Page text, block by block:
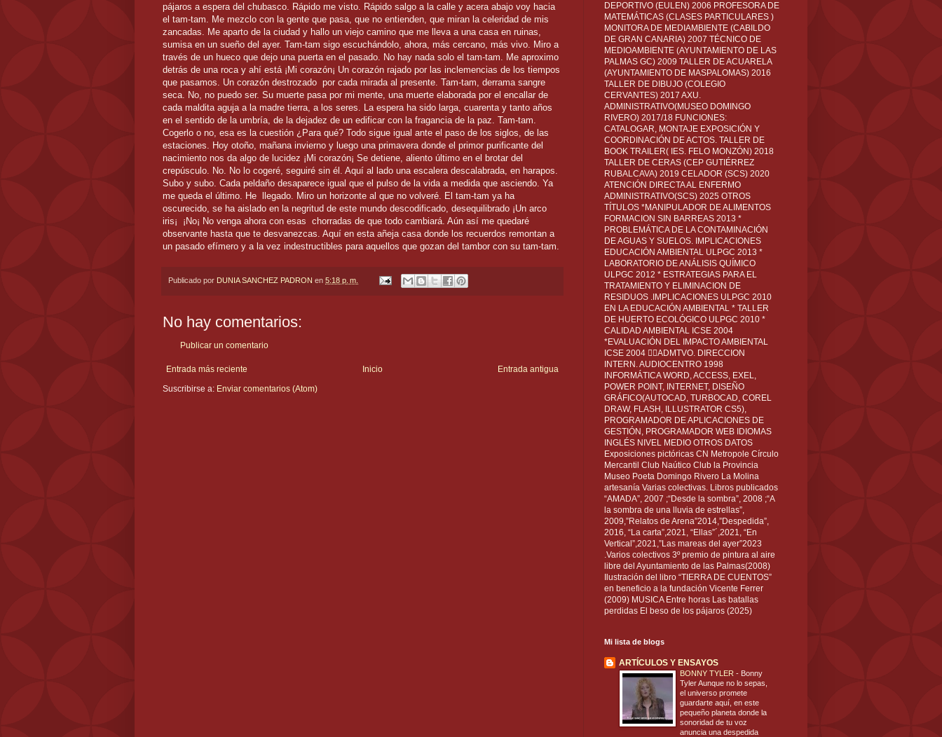
pájaros a espera del chubasco. Rápido me visto. Rápido salgo a la calle y acera abajo voy hacia
el tam-tam. Me mezclo con la gente que pasa, que no entienden, que miran la celeridad de mis
zancadas. Me aparto de la ciudad y hallo un viejo camino que me lleva a una casa en ruinas,
sumisa en un sueño del ayer. Tam-tam sigo escuchándolo, ahora, más cercano, más vivo. Miro a
través de un hueco que dejo una puerta en el pasado. No hay nada solo el tam-tam. Me aproximo
detrás de una roca y ahí está ¡Mi corazón¡ Un corazón rajado por las inclemencias de los tiempos
que pasamos. Un corazón destrozado por cada mirada al presente. Tam-tam, derrama sangre
seca. No, no puedo ser. Su muerte pasa por mi mente, una muerte elaborada por el encallar de
cada maldita aguja a la madre tierra, a los seres. La espera ha sido larga, cuarenta y tanto años
en el sentido de la umbría, de la dejadez de un edificar con la fragancia de la paz. Tam-tam.
Cogerlo o no, esa es la cuestión ¿Para qué? Todo sigue igual ante el paso de los siglos, de las
estaciones. Hoy otoño, mañana invierno y luego una primavera donde el primor purificante del
nacimiento nos da algo de lucidez ¡Mi corazón¡ Se detiene, aliento último en el brotar del
crepúsculo. No. No lo cogeré, seguiré sin él. Aquí al lado una escalera descalabrada, en harapos.
Subo y subo. Cada peldaño desaparece igual que el pulso de la vida a medida que asciendo. Ya
me queda el último. He llegado. Miro un horizonte al que no volveré. El tam-tam ya ha
oscurecido, se ha aislado en la negritud de este mundo descodificado, desequilibrado ¡Un arco
iris¡ ¡No¡ No venga ahora con esas chorradas de que todo cambiará. Aún así me quedaré
observante hasta que te desvanezcas. Aquí en esta añeja casa donde los recuerdos remontan a
un pasado efímero y a la vez indestructibles para aquellos que gozan del tambor con su tam-tam.
Publicado por DUNIA SANCHEZ PADRON en 5:18 p. m.
No hay comentarios:
Publicar un comentario
Entrada más reciente Entrada antigua
Inicio
Suscribirse a: Enviar comentarios (Atom)
DEPORTIVO (EULEN) 2006 PROFESORA DE
MATEMÁTICAS (CLASES PARTICULARES )
MONITORA DE MEDIAMBIENTE (CABILDO
DE GRAN CANARIA) 2007 TÉCNICO DE
MEDIOAMBIENTE (AYUNTAMIENTO DE LAS
PALMAS GC) 2009 TALLER DE ACUARELA
(AYUNTAMIENTO DE MASPALOMAS) 2016
TALLER DE DIBUJO (COLEGIO
CERVANTES) 2017 AXU.
ADMINISTRATIVO(MUSEO DOMINGO
RIVERO) 2017/18 FUNCIONES:
CATALOGAR, MONTAJE EXPOSICIÓN Y
COORDINACIÓN DE ACTOS. TALLER DE
BOOK TRAILER( IES. FELO MONZÓN) 2018
TALLER DE CERAS (CEP GUTIÉRREZ
RUBALCAVA) 2019 CELADOR (SCS) 2020
ATENCIÓN DIRECTA AL ENFERMO
ADMINISTRATIVO(SCS) 2025 OTROS
TÍTULOS *MANIPULADOR DE ALIMENTOS
FORMACION SIN BARREAS 2013 *
PROBLEMÁTICA DE LA CONTAMINACIÓN
DE AGUAS Y SUELOS. IMPLICACIONES
EDUCACIÓN AMBIENTAL ULPGC 2013 *
LABORATORIO DE ANÁLISIS QUÍMICO
ULPGC 2012 * ESTRATEGIAS PARA EL
TRATAMIENTO Y ELIMINACION DE
RESIDUOS .IMPLICACIONES ULPGC 2010
EN LA EDUCACIÓN AMBIENTAL * TALLER
DE HUERTO ECOLÓGICO ULPGC 2010 *
CALIDAD AMBIENTAL ICSE 2004
*EVALUACIÓN DEL IMPACTO AMBIENTAL
ICSE 2004 ADMTVO. DIRECCION
INTERN. AUDIOCENTRO 1998
INFORMÁTICA WORD, ACCESS, EXEL,
POWER POINT, INTERNET, DISEÑO
GRÁFICO(AUTOCAD, TURBOCAD, COREL
DRAW, FLASH, ILLUSTRATOR CS5),
PROGRAMADOR DE APLICACIONES DE
GESTIÓN, PROGRAMADOR WEB IDIOMAS
INGLÉS NIVEL MEDIO OTROS DATOS
Exposiciones pictóricas CN Metropole Círculo
Mercantil Club Naútico Club la Provincia
Museo Poeta Domingo Rivero La Molina
artesanía Varias colectivas. Libros publicados
“AMADA”, 2007 ;“Desde la sombra”, 2008 ;“A
la sombra de una lluvia de estrellas”,
2009,”Relatos de Arena”2014,”Despedida”,
2016, “La carta”,2021, “Ellas”´,2021, “En
Vertical”,2021,”Las mareas del ayer”2023
.Varios colectivos 3º premio de pintura al aire
libre del Ayuntamiento de las Palmas(2008)
Ilustración del libro “TIERRA DE CUENTOS”
en beneficio a la fundación Vicente Ferrer
(2009) MUSICA Entre horas Las batallas
perdidas El beso de los pájaros (2025)
Mi lista de blogs
ARTÍCULOS Y ENSAYOS
BONNY TYLER - Bonny
Tyler Aunque no lo sepas,
el universo promete
guardarte aquí, en este
pequeño planeta donde la
sonoridad de tu voz
anuncia una despedida